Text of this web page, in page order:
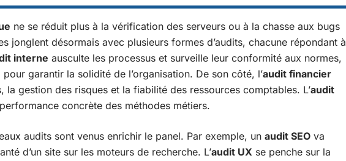
ne se réduit plus à la vérification des serveurs ou à la chasse aux bugs
jonglent désormais avec plusieurs formes d’audits, chacune répondant à
interne ausculte les processus et surveille leur conformité aux normes,
pour garantir la solidité de l’organisation. De son côté, l’audit financier
la gestion des risques et la fiabilité des ressources comptables. L’audit
concrète des méthodes métiers.
audits sont venus enrichir le panel. Par exemple, un audit SEO va
d’un site sur les moteurs de recherche. L’audit UX se penche sur la